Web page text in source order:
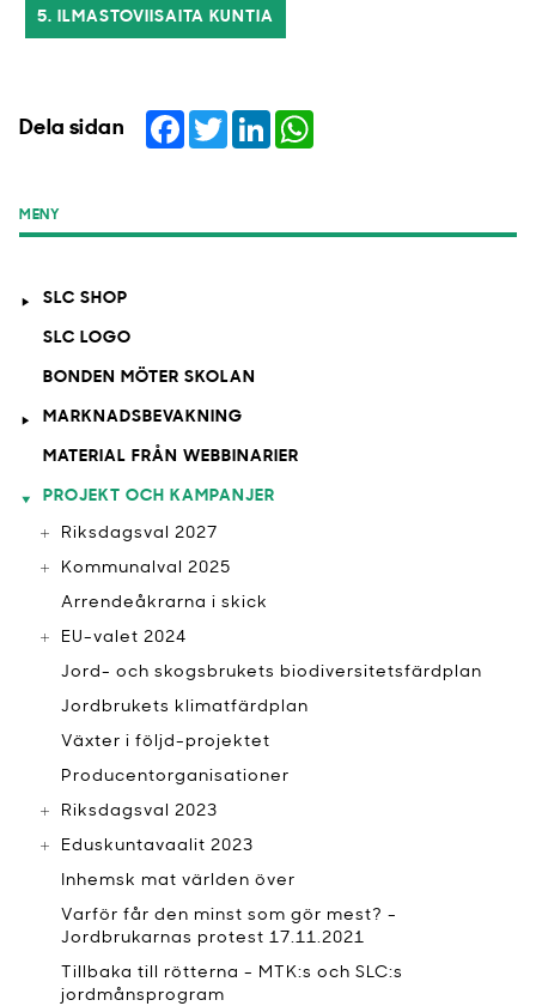
5. ILMASTOVIISAITA KUNTIA
Dela sidan Facebook
TwitterLinkedIn
MENY
SLC SHOP
SLC LOGO
BONDEN MÖTER SKOLAN
MARKNADSBEVAKNING
MATERIAL FRÅN WEBBINARIER
PROJEKT OCH KAMPANJER
Riksdagsval 2027
Kommunalval 2025
Arrendeåkrarna i skick
EU-valet 2024
Jord- och skogsbrukets biodiversitetsfärdplan
Jordbrukets klimatfärdplan
Växter i följd-projektet
Producentorganisationer
Riksdagsval 2023
Eduskuntavaalit 2023
Inhemsk mat världen över
Varför får den minst som gör mest? -
Jordbrukarnas protest 17.11.2021
Tillbaka till rötterna - MTK:s och SLC:s
jordmånsprogram